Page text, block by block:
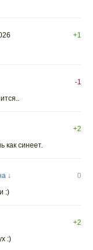
+1
-1
+2
как синеет.
↓
0
:)
+2
:)